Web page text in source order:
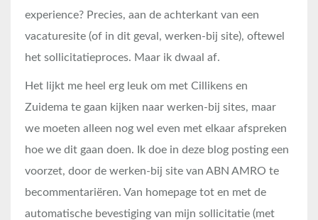
experience? Precies, aan de achterkant van een
vacaturesite (of in dit geval, werken-bij site), oftewel
het sollicitatieproces. Maar ik dwaal af.
Het lijkt me heel erg leuk om met Cillikens en
Zuidema te gaan kijken naar werken-bij sites, maar
we moeten alleen nog wel even met elkaar afspreken
hoe we dit gaan doen. Ik doe in deze blog posting een
voorzet, door de werken-bij site van ABN AMRO te
becommentariëren. Van homepage tot en met de
automatische bevestiging van mijn sollicitatie (met